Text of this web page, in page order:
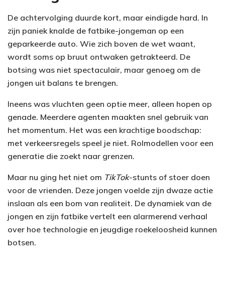
De achtervolging duurde kort, maar eindigde hard. In
zijn paniek knalde de fatbike-jongeman op een
geparkeerde auto. Wie zich boven de wet waant,
wordt soms op bruut ontwaken getrakteerd. De
botsing was niet spectaculair, maar genoeg om de
jongen uit balans te brengen.
Ineens was vluchten geen optie meer, alleen hopen op
genade. Meerdere agenten maakten snel gebruik van
het momentum. Het was een krachtige boodschap:
met verkeersregels speel je niet. Rolmodellen voor een
generatie die zoekt naar grenzen.
Maar nu ging het niet om TikTok-stunts of stoer doen
voor de vrienden. Deze jongen voelde zijn dwaze actie
inslaan als een bom van realiteit. De dynamiek van de
jongen en zijn fatbike vertelt een alarmerend verhaal
over hoe technologie en jeugdige roekeloosheid kunnen
botsen.